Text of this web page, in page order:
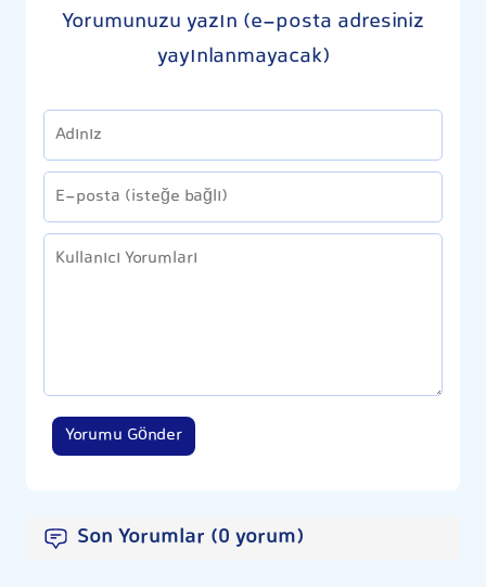
Yorumunuzu yazın (e-posta adresiniz
yayınlanmayacak)
Yorumu Gönder
Son Yorumlar (0 yorum)